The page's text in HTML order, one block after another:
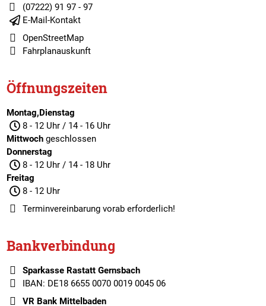
(07222) 91 97 - 97
E-Mail-Kontakt
OpenStreetMap
Fahrplanauskunft
Öffnungszeiten
Montag,Dienstag
8 - 12 Uhr / 14 - 16 Uhr
Mittwochgeschlossen
Donnerstag
8 - 12 Uhr / 14 - 18 Uhr
Freitag
8 - 12 Uhr
Terminvereinbarungvorab erforderlich!
Bankverbindung
Sparkasse Rastatt Gernsbach
IBAN: DE18 6655 0070 0019 0045 06
VR Bank Mittelbaden